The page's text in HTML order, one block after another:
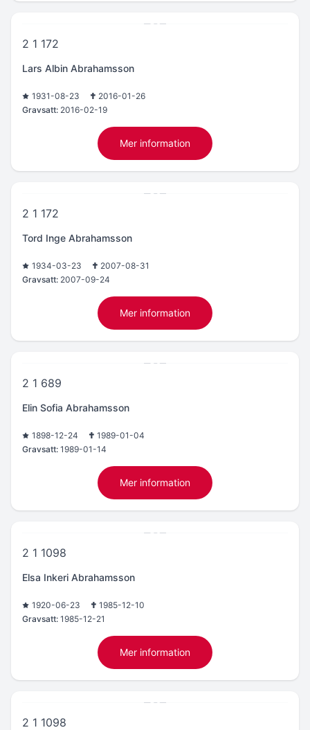
2 1 172
Lars Albin Abrahamsson
1931-08-23
2016-01-26
Gravsatt: 2016-02-19
Mer information
2 1 172
Tord Inge Abrahamsson
1934-03-23
2007-08-31
Gravsatt: 2007-09-24
Mer information
2 1 689
Elin Sofia Abrahamsson
1898-12-24
1989-01-04
Gravsatt: 1989-01-14
Mer information
2 1 1098
Elsa Inkeri Abrahamsson
1920-06-23
1985-12-10
Gravsatt: 1985-12-21
Mer information
2 1 1098